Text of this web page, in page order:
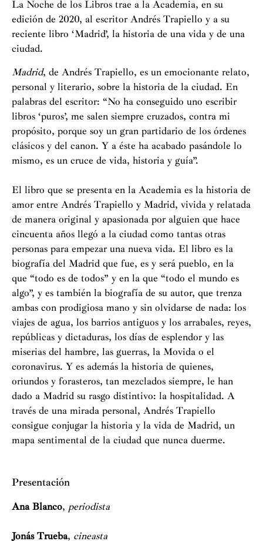
La Noche de los Libros trae a la Academia, en su
edición de 2020, al escritor Andrés Trapiello y a su
reciente libro ‘Madrid’, la historia de una vida y de una
ciudad.
Madrid, de Andrés Trapiello, es un emocionante relato,
personal y literario, sobre la historia de la ciudad. En
palabras del escritor: “No ha conseguido uno escribir
libros ‘puros’, me salen siempre cruzados, contra mi
propósito, porque soy un gran partidario de los órdenes
clásicos y del canon. Y a éste ha acabado pasándole lo
mismo, es un cruce de vida, historia y guía”.
El libro que se presenta en la Academia es la historia de
amor entre Andrés Trapiello y Madrid, vivida y relatada
de manera original y apasionada por alguien que hace
cincuenta años llegó a la ciudad como tantas otras
personas para empezar una nueva vida. El libro es la
biografía del Madrid que fue, es y será pueblo, en la
que “todo es de todos” y en la que “todo el mundo es
algo”, y es también la biografía de su autor, que trenza
ambas con prodigiosa mano y sin olvidarse de nada: los
viajes de agua, los barrios antiguos y los arrabales, reyes,
repúblicas y dictaduras, los días de esplendor y las
miserias del hambre, las guerras, la Movida o el
coronavirus. Y es además la historia de quienes,
oriundos y forasteros, tan mezclados siempre, le han
dado a Madrid su rasgo distintivo: la hospitalidad. A
través de una mirada personal, Andrés Trapiello
consigue conjugar la historia y la vida de Madrid, un
mapa sentimental de la ciudad que nunca duerme.
Presentación
Ana Blanco, periodista
Jonás Trueba, cineasta